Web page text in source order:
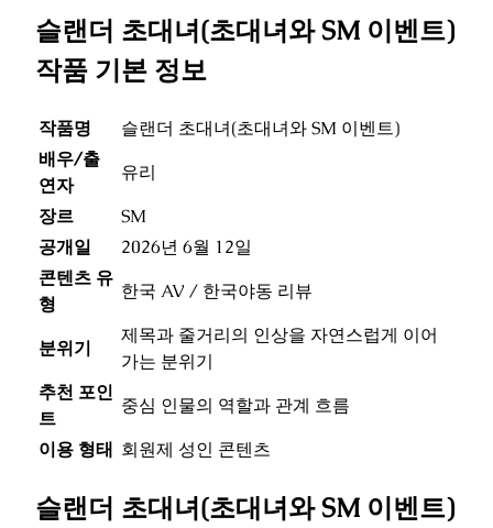
슬랜더 초대녀(초대녀와 SM 이벤트)
작품 기본 정보
작품명
슬랜더 초대녀(초대녀와 SM 이벤트)
배우/출
연자
유리
장르
SM
공개일
2026년 6월 12일
콘텐츠 유
형
한국 AV / 한국야동 리뷰
분위기
제목과 줄거리의 인상을 자연스럽게 이어
가는 분위기
추천 포인
트
중심 인물의 역할과 관계 흐름
이용 형태 회원제 성인 콘텐츠
슬랜더 초대녀(초대녀와 SM 이벤트)